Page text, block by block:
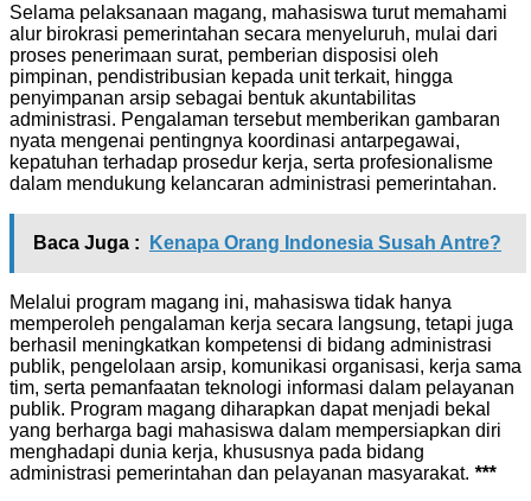
Selama pelaksanaan magang, mahasiswa turut memahami
alur birokrasi pemerintahan secara menyeluruh, mulai dari
proses penerimaan surat, pemberian disposisi oleh
pimpinan, pendistribusian kepada unit terkait, hingga
penyimpanan arsip sebagai bentuk akuntabilitas
administrasi. Pengalaman tersebut memberikan gambaran
nyata mengenai pentingnya koordinasi antarpegawai,
kepatuhan terhadap prosedur kerja, serta profesionalisme
dalam mendukung kelancaran administrasi pemerintahan.
Baca Juga : Kenapa Orang Indonesia Susah Antre?
Melalui program magang ini, mahasiswa tidak hanya
memperoleh pengalaman kerja secara langsung, tetapi juga
berhasil meningkatkan kompetensi di bidang administrasi
publik, pengelolaan arsip, komunikasi organisasi, kerja sama
tim, serta pemanfaatan teknologi informasi dalam pelayanan
publik. Program magang diharapkan dapat menjadi bekal
yang berharga bagi mahasiswa dalam mempersiapkan diri
menghadapi dunia kerja, khususnya pada bidang
administrasi pemerintahan dan pelayanan masyarakat. ***